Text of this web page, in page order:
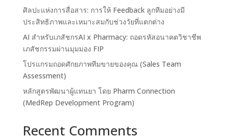
ศิลปะแห่งการสื่อสาร: การให้ Feedback ลูกทีมอย่างมี
ประสิทธิภาพและเหมาะสมกับช่วงวัยที่แตกต่าง
AI สำหรับเภสัชกรAI x Pharmacy: ถอดรหัสอนาคตวิชาชีพ
เภสัชกรรมผ่านมุมมอง FIP
โปรแกรมถอดศักยภาพทีมขายของคุณ (Sales Team
Assessment)
หลักสูตรพัฒนาผู้แทนยา โดย Pharm Connection
(MedRep Development Program)
Recent Comments